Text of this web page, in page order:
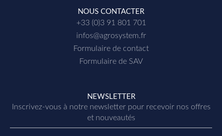
NOUS CONTACTER
+33 (0)3 91 801 701
infos@agrosystem.fr
Formulaire de contact
Formulaire de SAV
NEWSLETTER
Inscrivez-vous à notre newsletter pour recevoir nos offres
et nouveautés